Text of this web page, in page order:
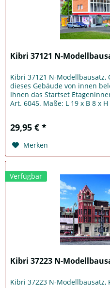
Kibri 37121 N-
Kibri 37121 N-Modellbausatz,
dieses Gebäude von innen
Ihnen das Startset
Art. 6045. Maße: L 19 x B 8 x H
29,95 € *
Merken
Verfügbar
Kibri 37223 N-
Kibri 37223 N-